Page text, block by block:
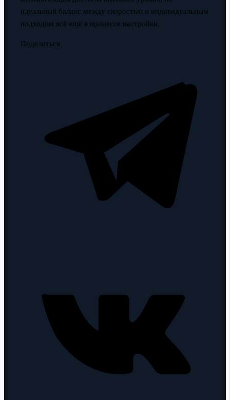
идеальный баланс между скоростью и индивидуальным
подходом всё ещё в процессе настройки.
Поделиться